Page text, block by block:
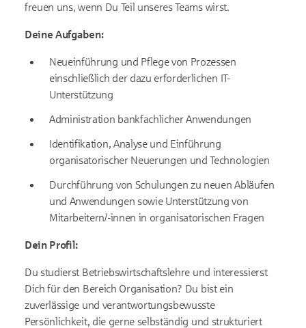
freuen uns, wenn Du Teil unseres Teams wirst.
Deine Aufgaben:
Neueinführung und Pflege von Prozessen
einschließlich der dazu erforderlichen IT-
Unterstützung
Administration bankfachlicher Anwendungen
Identifikation, Analyse und Einführung
organisatorischer Neuerungen und Technologien
Durchführung von Schulungen zu neuen Abläufen
und Anwendungen sowie Unterstützung von
Mitarbeitern/-innen in organisatorischen Fragen
Dein Profil:
Du studierst Betriebswirtschaftslehre und interessierst
Dich für den Bereich Organisation? Du bist ein
zuverlässige und verantwortungsbewusste
Persönlichkeit, die gerne selbständig und strukturiert